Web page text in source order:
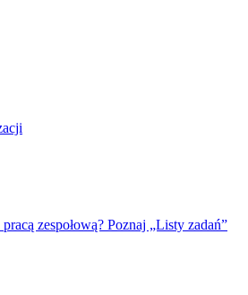
zespołową? Poznaj „Listy zadań”